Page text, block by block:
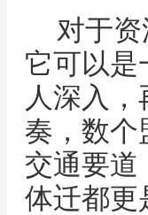
对于
它可以是
人深入
奏，数个
交通要道
体迁都更